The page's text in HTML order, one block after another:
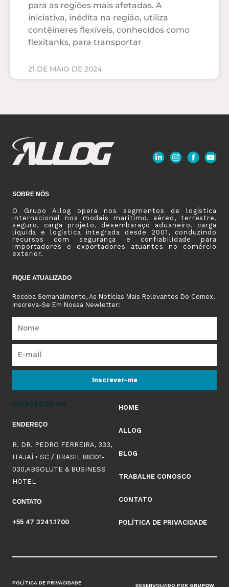
para as regiões mais afetadas. A
iniciativa, inédita na região, utiliza
contêineres flexíveis, conhecidos como
flexitanks, para transportar
21 DE MAIO DE 2024
SOBRE NÓS
O Grupo Allog opera nos segmentos de logística
internacional nos modais marítimo, aéreo, terrestre,
seguro, carga projeto, desembaraço aduaneiro, carga
líquida e logística integrada desde 2001, conduzindo
recursos com segurança e confiabilidade para
importadores e exportadores atuantes no comércio
exterior.
FIQUE ATUALIZADO
Receba Semanalmente, As Notícias Mais Relevantes Do Comex.
Inscreva-Se Em Nossa Newletter:
Inscrever-me
COTAÇÃO DO DIA
ENDEREÇO
R. DR. PEDRO FERREIRA, 333,
ITAJAÍ • SC / BRASIL 88301-
030,ABSOLUTE & BUSINESS
HOTEL
CONTATO
+55 47 3241.1700
HOME
ALLOG
BLOG
TRABALHE CONOSCO
CONTATO
POLÍTICA DE PRIVACIDADE
POLÍTICA DE PRIVACIDADE DESENVOLVIDO POR GRUPOW